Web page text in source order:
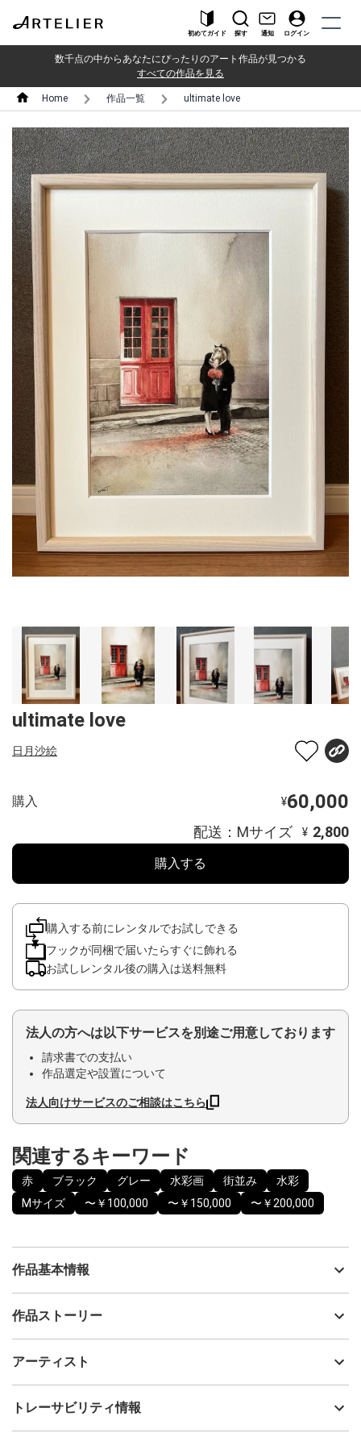
初めてガイド 探す 通知 ログイン
数千点の中からあなたにぴったりのアート作品が見つかる
すべての作品を見る
Home 作品一覧 ultimate love
ultimate love
日月沙絵
購入 ¥60,000
配送：Mサイズ ¥ 2,800
購入する
購入する前にレンタルでお試しできる
フックが同梱で届いたらすぐに飾れる
お試しレンタル後の購入は送料無料
法人の方へは以下サービスを別途ご用意しております
請求書での支払い
作品選定や設置について
法人向けサービスのご相談はこちら
関連するキーワード
赤 ブラック グレー 水彩画 街並み
水彩
Mサイズ
〜￥100,000 〜￥150,000 〜￥200,000
作品基本情報
出品者
制作年
水彩
作品ストーリー
アーティスト
日月沙絵
トレーサビリティ情報